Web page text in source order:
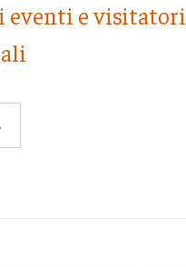
eventi e visitatori